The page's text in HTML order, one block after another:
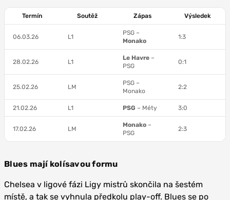
Termín Soutěž Zápas Výsledek
06.03.26 L1
PSG –
Monako
1:3
28.02.26 L1
Le Havre –
PSG
0:1
25.02.26 LM
PSG –
Monako
2:2
21.02.26 L1 PSG – Méty 3:0
17.02.26 LM
Monako –
PSG
2:3
Blues mají kolísavou formu
Chelsea v ligové fázi Ligy mistrů skončila na šestém
místě, a tak se vyhnula předkolu play-off. Blues se po